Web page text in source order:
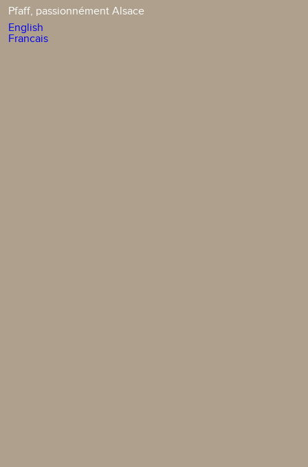
Pfaff, passionnément Alsace
English
Francais